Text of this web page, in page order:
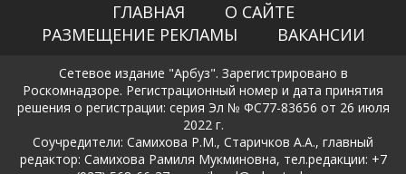
ГЛАВНАЯ
О САЙТЕ
РАЗМЕЩЕНИЕ РЕКЛАМЫ
ВАКАНСИИ
Сетевое издание "Арбуз". Зарегистрировано в
Роскомнадзоре. Регистрационный номер и дата принятия
решения о регистрации: серия Эл № ФС77-83656 от 26 июля
2022 г.
Соучредители: Самихова Р.М., Старичков А.А., главный
редактор: Самихова Рамиля Мукминовна, тел.редакции: +7